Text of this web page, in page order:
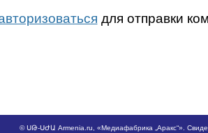
для отправки
©ՍԹ-ՍԺԱ Armenia.ru , «Медиафабрика „Аракс“».